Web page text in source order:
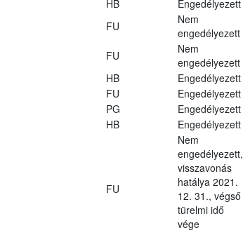
HB Engedélyezett
FU
Nem
engedélyezett
FU
Nem
engedélyezett
HB Engedélyezett
FU Engedélyezett
PG Engedélyezett
HB Engedélyezett
FU
Nem
engedélyezett,
visszavonás
hatálya 2021.
12. 31., végső
türelmi idő
vége